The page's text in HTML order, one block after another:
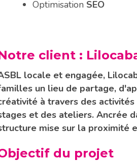
Optimisation SEO
client :
locale et engagée,
un lieu de partage,
à travers des
et des ateliers. Ancrée
mise sur la proximité
du projet